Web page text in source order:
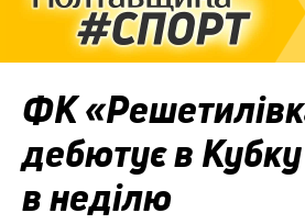
ФК
дебютує в Кубку
в неділю